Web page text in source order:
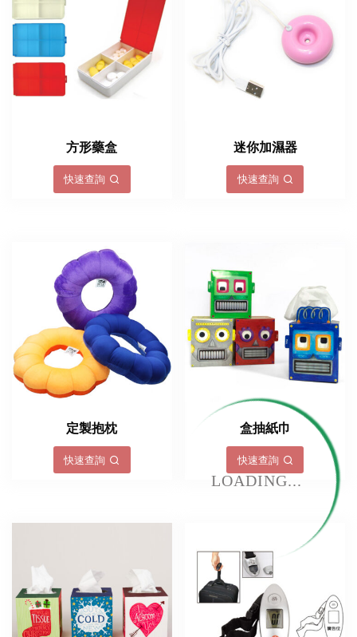
LOADING...
方形藥盒
快速查詢
迷你加濕器
快速查詢
定製抱枕
快速查詢
盒抽紙巾
快速查詢